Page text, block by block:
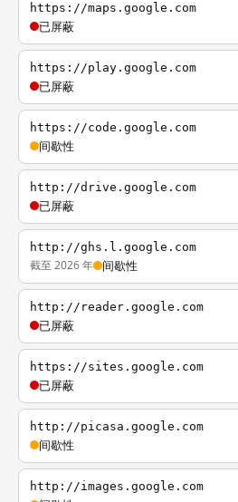
https://maps.google.com
已屏蔽
https://play.google.com
已屏蔽
https://code.google.com
间歇性
http://drive.google.com
已屏蔽
http://ghs.l.google.com
截至 2026 年 间歇性
http://reader.google.com
已屏蔽
https://sites.google.com
已屏蔽
http://picasa.google.com
间歇性
http://images.google.com